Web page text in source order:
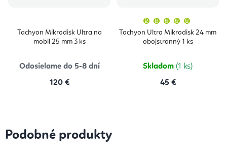
Tachyon Mikrodisk Ultra na
mobil 25 mm 3 ks
Odosielame do 5-8 dní
120 €
Tachyon Ultra Mikrodisk 24 mm
obojstranný 1 ks
produktu
je
5,0
Skladom (1 ks)
45 €
Podobné produkty